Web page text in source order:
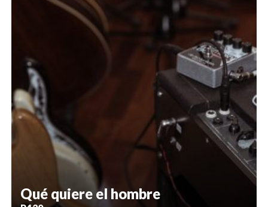
Qué quiere el hombre